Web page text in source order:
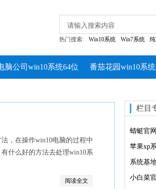
热门搜索: Win10系统 Win7系统
脑公司win10系统64位 番茄花园win10系
，在操作win10电脑的过程中
什么好的方法去处理win10系
阅读全文
栏目
蜻蜓官网
苹果xp
系统基
小白菜